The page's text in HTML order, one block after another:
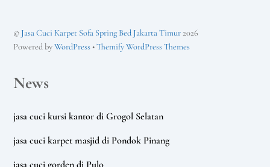
© Jasa Cuci Karpet Sofa Spring Bed Jakarta Timur2026
Powered byWordPress •Themify WordPress Themes
News
jasa cuci kursi kantor di Grogol Selatan
jasa cuci karpet masjid di Pondok Pinang
jasa cuci gorden di Pulo